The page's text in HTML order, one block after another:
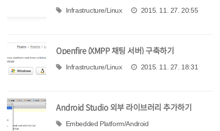
Infrastructure/Linux 2015. 11. 27. 20:55
Openfire (XMPP 채팅 서버) 구축하기
Infrastructure/Linux 2015. 11. 27. 18:31
Android Studio 외부 라이브러리 추가하기
Embedded Platform/Android